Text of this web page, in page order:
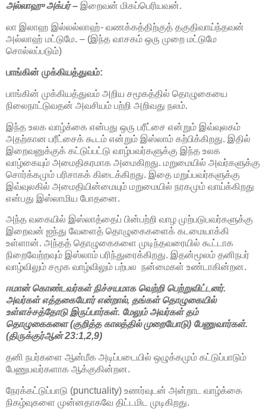
அல்லாஹு அக்பர் – இறைவன் மிகப்பெரியவன்.
லா இலாஹ இல்லல்லாஹ்- வணக்கத்திற்குத் தகுதிவாய்ந்தவன்
அல்லாஹ் மட்டுமே. – (இந்த வாசகம் ஒரு முறை மட்டுமே
சொல்லப்படும்)
பாங்கின் முக்கியத்துவம்:
பாங்கின் முக்கியத்துவம் அறிய சமூகத்தில் தொழுகையை
நிலைநாட்டுவதன் அவசியம் பற்றி அறிவது நலம்.
இந்த உலக வாழ்க்கை என்பது ஒரு பரீட்சை என்றும் இவ்வுலகம்
அதற்கான பரீட்சைக் கூடம் என்றும் இஸ்லாம் கற்பிக்கிறது. இதில்
இறைவனுக்குக் கட்டுப்பட்டு வாழ்பவர்களுக்கு இந்த உலக
வாழ்கையும் அமைதிகரமாக அமைகிறது. மறுமையில் அவர்களுக்கு
சொர்க்கமும் பரிசாகக் கிடைக்கிறது. இதை மறுப்பவர்களுக்கு
இவ்வுலகில் அமைதியின்மையும் மறுமையில் நரகமும் வாய்க்கிறது
என்பது இஸ்லாமிய போதனை.
அந்த வகையில் இஸ்லாத்தைப் பின்பற்றி வாழ முற்படுபவர்களுக்கு
இறைவன் ஐந்து வேளைத் தொழுகைகளைக் கடமையாக்கி
உள்ளான். அந்தத் தொழுகைகளை முடிந்தவரையில் கூட்டாக
நிறைவேற்றவும் இஸ்லாம் பரிந்துரைக்கிறது. இதன்மூலம் தனிநபர்
வாழ்விலும் சமூக வாழ்விலும் பற்பல நன்மைகள் உண்டாகின்றன.
ஈமான் கொண்டவர்கள் நிச்சயமாக வெற்றி பெற்றுவிட்டனர்.
அவர்கள் எத்தகையோர் என்றால், தங்கள் தொழுகையில்
உள்ளச்சத்தோடு இருப்பார்கள். மேலும் அவர்கள் தம்
தொழுகைகளை (குறித்த காலத்தில் முறையோடு) பேணுவார்கள்.
(திருக்குர்ஆன் 23:1,2,9)
தனி நபர்களை ஆன்மீக அடிப்படையில் ஒழுக்கமும் கட்டுப்பாடும்
பேணுபவர்களாக ஆக்குகின்றன.
நேரக்கட்டுப்பாடு (punctuality) உணர்வுடன் அன்றாட வாழ்க்கை
நிகழ்வுகளை முன்னதாகவே திட்டமிட முடிகிறது.